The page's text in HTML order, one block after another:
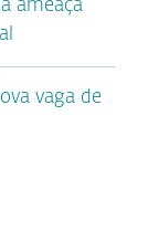
ameaça
vaga de